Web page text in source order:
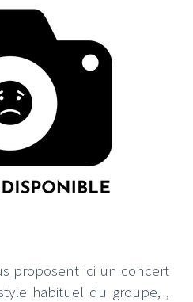
proposent ici un concert
habituel du groupe, ,